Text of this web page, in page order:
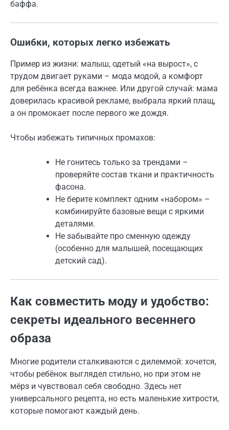
баффа.
Ошибки, которых легко избежать
Пример из жизни: малыш, одетый «на вырост», с
трудом двигает руками – мода модой, а комфорт
для ребёнка всегда важнее. Или другой случай: мама
доверилась красивой рекламе, выбрала яркий плащ,
а он промокает после первого же дождя.
Чтобы избежать типичных промахов:
Не гонитесь только за трендами –
проверяйте состав ткани и практичность
фасона.
Не берите комплект одним «набором» –
комбинируйте базовые вещи с яркими
деталями.
Не забывайте про сменную одежду
(особенно для малышей, посещающих
детский сад).
Как совместить моду и удобство:
секреты идеального весеннего
образа
Многие родители сталкиваются с дилеммой: хочется,
чтобы ребёнок выглядел стильно, но при этом не
мёрз и чувствовал себя свободно. Здесь нет
универсального рецепта, но есть маленькие хитрости,
которые помогают каждый день.